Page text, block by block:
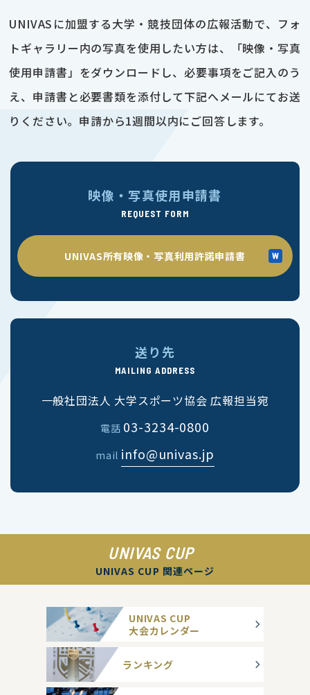
UNIVASに加盟する大学・競技団体の広報活動で、フォ
トギャラリー内の写真を使用したい方は、「映像・写真
使用申請書」をダウンロードし、必要事項をご記入のう
え、申請書と必要書類を添付して下記へメールにてお送
りください。申請から1週間以内にご回答します。
映像・写真使用申請書
REQUEST FORM
UNIVAS所有映像・写真利用許諾申請書
送り先
MAILING ADDRESS
一般社団法人 大学スポーツ協会 広報担当宛
電話 03-3234-0800
mail info@univas.jp
UNIVAS CUP
UNIVAS CUP 関連ページ
UNIVAS CUP
大会カレンダー
ランキング